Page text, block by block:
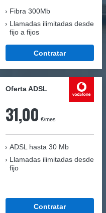
Fibra 300Mb
Llamadas ilimitadas desde
fijo a fijos
Contratar
Oferta ADSL
31,00 €/mes
ADSL hasta 30 Mb
Llamadas ilimitadas desde
fijo
Contratar